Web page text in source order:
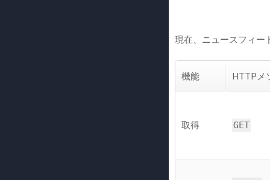
現在、ニュースフィー
機能 HTTPメ
取得 GET